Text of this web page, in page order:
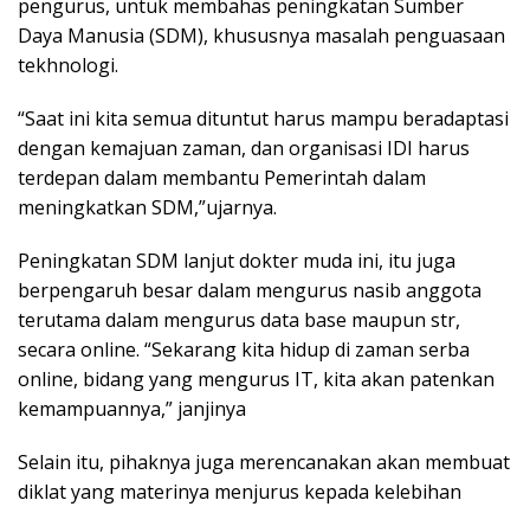
pengurus, untuk membahas peningkatan Sumber
Daya Manusia (SDM), khususnya masalah penguasaan
tekhnologi.
“Saat ini kita semua dituntut harus mampu beradaptasi
dengan kemajuan zaman, dan organisasi IDI harus
terdepan dalam membantu Pemerintah dalam
meningkatkan SDM,”ujarnya.
Peningkatan SDM lanjut dokter muda ini, itu juga
berpengaruh besar dalam mengurus nasib anggota
terutama dalam mengurus data base maupun str,
secara online. “Sekarang kita hidup di zaman serba
online, bidang yang mengurus IT, kita akan patenkan
kemampuannya,” janjinya
Selain itu, pihaknya juga merencanakan akan membuat
diklat yang materinya menjurus kepada kelebihan